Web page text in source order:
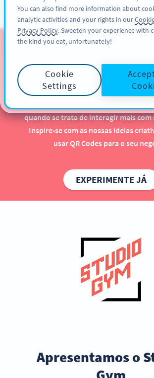
QR Codes para
e Studios de
Colocar QR Codes na sua academia
quando se trata de interagir mais com
Inspire-se com as nossas ideias
usar QR Codes para o seu
EXPERIMENTE JÁ
Apresentamos o
You can also find more information about
analytic activities and your rights in our
Privacy Policy. Sweeten your experience with
the kind you eat, unfortunately!
Cookie
Settings